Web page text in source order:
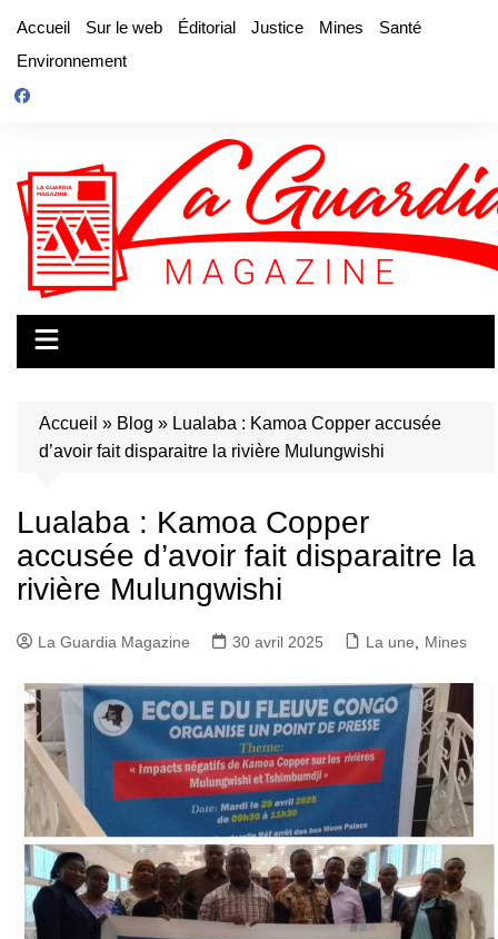
contenu
Accueil Sur le web Éditorial Justice Mines
Santé
Environnement
Accueil » Blog » Lualaba : Kamoa Copper accusée
d’avoir fait disparaitre la rivière Mulungwishi
Lualaba : Kamoa Copper
accusée d’avoir fait disparaitre la
rivière Mulungwishi
La Guardia Magazine 30 avril 2025 La une Mines